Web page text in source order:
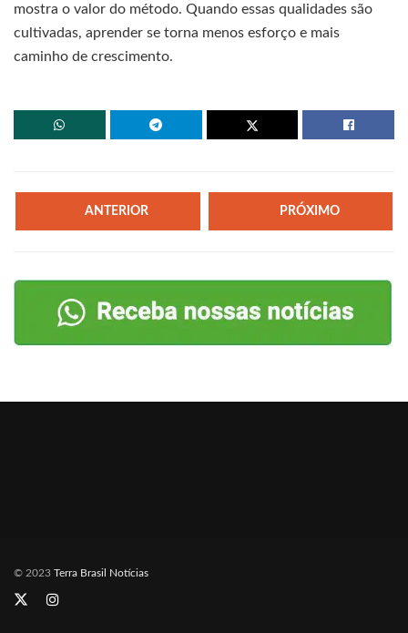
mostra o valor do método. Quando essas qualidades são
cultivadas, aprender se torna menos esforço e mais
caminho de crescimento.
ANTERIOR PRÓXIMO
© 2023 Terra Brasil Notícias